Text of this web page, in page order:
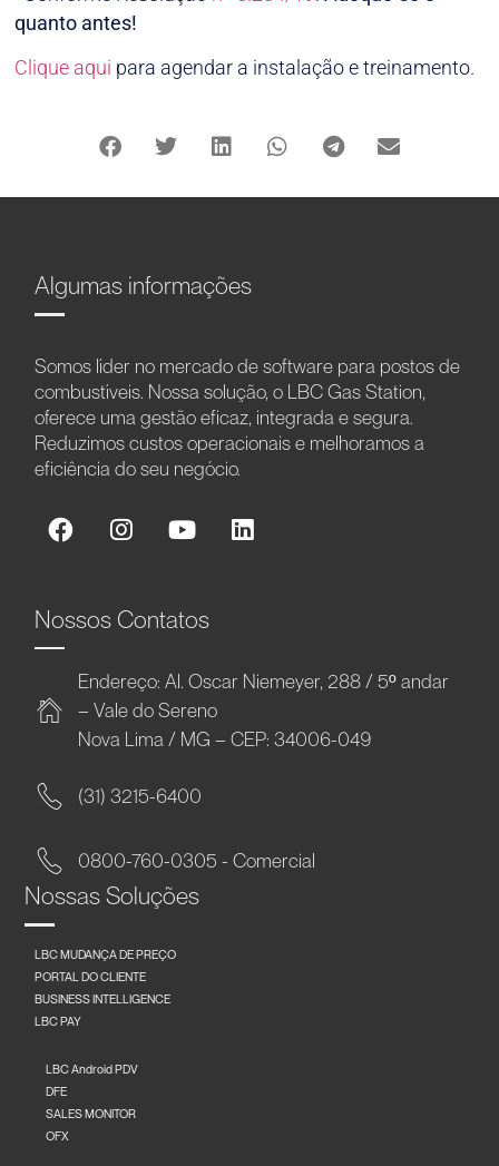
quanto antes!
Clique aqui para agendar a instalação e treinamento.
Algumas informações
Somos líder no mercado de software para postos de
combustíveis. Nossa solução, o LBC Gas Station,
oferece uma gestão eficaz, integrada e segura.
Reduzimos custos operacionais e melhoramos a
eficiência do seu negócio.
Nossos Contatos
Endereço: Al. Oscar Niemeyer, 288 / 5º andar
– Vale do Sereno
Nova Lima / MG – CEP: 34006-049
(31) 3215-6400
0800-760-0305 - Comercial
Nossas Soluções
LBC MUDANÇA DE PREÇO
PORTAL DO CLIENTE
BUSINESS INTELLIGENCE
LBC PAY
LBC Android PDV
DFE
SALES MONITOR
OFX